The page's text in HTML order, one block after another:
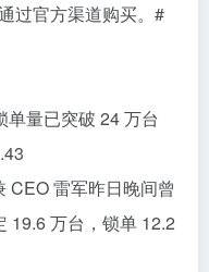
过官方渠道购买。#
量已突破 24 万台
CEO 雷军昨日晚间曾
19.6 万台，锁单 12.2